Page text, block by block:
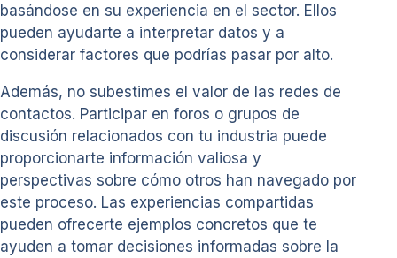
basándose en su experiencia en el sector. Ellos
pueden ayudarte a interpretar datos y a
considerar factores que podrías pasar por alto.
Además, no subestimes el valor de las redes de
contactos. Participar en foros o grupos de
discusión relacionados con tu industria puede
proporcionarte información valiosa y
perspectivas sobre cómo otros han navegado por
este proceso. Las experiencias compartidas
pueden ofrecerte ejemplos concretos que te
ayuden a tomar decisiones informadas sobre la